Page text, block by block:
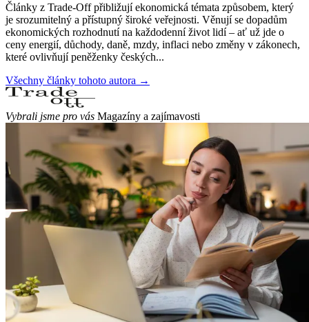
Články z Trade-Off přibližují ekonomická témata způsobem, který
je srozumitelný a přístupný široké veřejnosti. Věnují se dopadům
ekonomických rozhodnutí na každodenní život lidí – ať už jde o
ceny energií, důchody, daně, mzdy, inflaci nebo změny v zákonech,
které ovlivňují peněženky českých...
Všechny články tohoto autora →
Vybrali jsme pro vás Magazíny a zajímavosti